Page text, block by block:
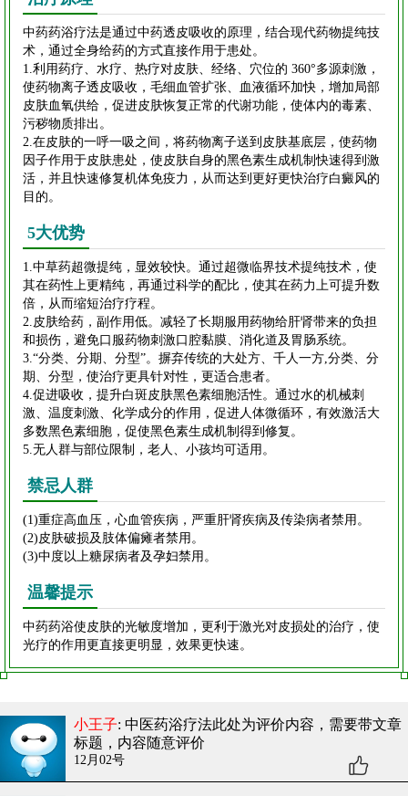
中药药浴疗法是通过中药透皮吸收的原理，结合现代药物提纯技
术，通过全身给药的方式直接作用于患处。
1.利用药疗、水疗、热疗对皮肤、经络、穴位的 360°多源刺激，
使药物离子透皮吸收，毛细血管扩张、血液循环加快，增加局部
皮肤血氧供给，促进皮肤恢复正常的代谢功能，使体内的毒素、
污秽物质排出。
2.在皮肤的一呼一吸之间，将药物离子送到皮肤基底层，使药物
因子作用于皮肤患处，使皮肤自身的黑色素生成机制快速得到激
活，并且快速修复机体免疫力，从而达到更好更快治疗白癜风的
目的。
5大优势
1.中草药超微提纯，显效较快。通过超微临界技术提纯技术，使
其在药性上更精纯，再通过科学的配比，使其在药力上可提升数
倍，从而缩短治疗疗程。
2.皮肤给药，副作用低。减轻了长期服用药物给肝肾带来的负担
和损伤，避免口服药物刺激口腔黏膜、消化道及胃肠系统。
3.“分类、分期、分型”。摒弃传统的大处方、千人一方,分类、分
期、分型，使治疗更具针对性，更适合患者。
4.促进吸收，提升白斑皮肤黑色素细胞活性。通过水的机械刺
激、温度刺激、化学成分的作用，促进人体微循环，有效激活大
多数黑色素细胞，促使黑色素生成机制得到修复。
5.无人群与部位限制，老人、小孩均可适用。
禁忌人群
(1)重症高血压，心血管疾病，严重肝肾疾病及传染病者禁用。
(2)皮肤破损及肢体偏瘫者禁用。
(3)中度以上糖尿病者及孕妇禁用。
温馨提示
中药药浴使皮肤的光敏度增加，更利于激光对皮损处的治疗，使
光疗的作用更直接更明显，效果更快速。
小王子: 中医药浴疗法此处为评价内容，需要带文章
标题，内容随意评价
12月02号